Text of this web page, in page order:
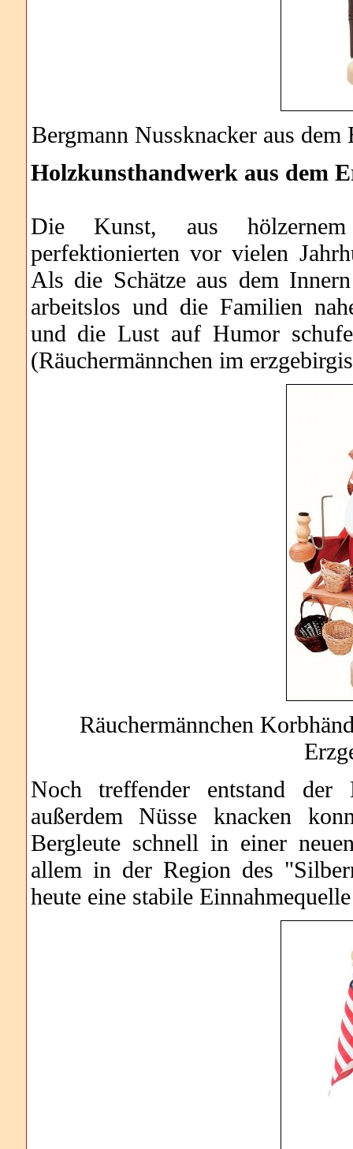
Bergmann Nussknacker aus dem
Holzkunsthandwerk aus dem
Die Kunst, aus hölzernem
perfektionierten vor vielen
Als die Schätze aus dem
arbeitslos und die Familien
und die Lust auf Humor
(Räuchermännchen im
Räuchermännchen
Noch treffender entstand der
außerdem Nüsse knacken
Bergleute schnell in einer
allem in der Region des
heute eine stabile